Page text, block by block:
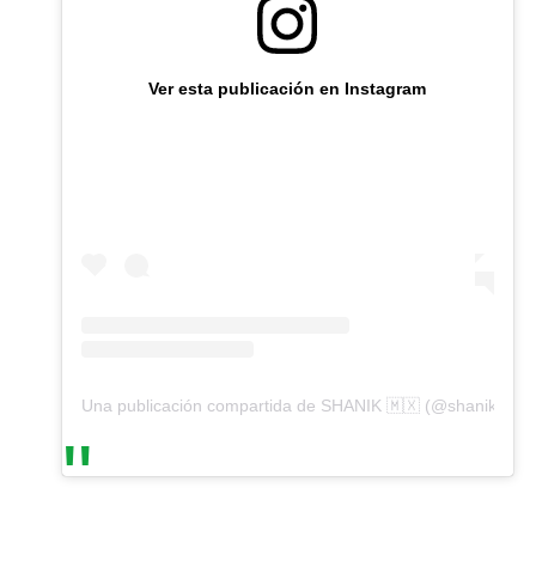
Ver esta publicación en Instagram
Una publicación compartida de SHANIK 🇲🇽